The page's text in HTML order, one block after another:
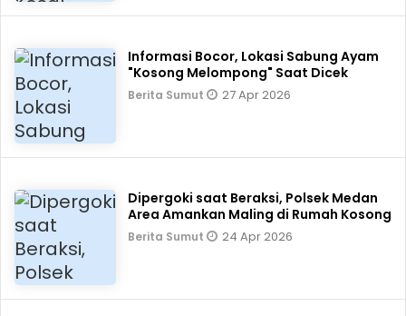
Informasi Bocor, Lokasi Sabung Ayam
"Kosong Melompong" Saat Dicek
Berita Sumut 27 Apr 2026
Dipergoki saat Beraksi, Polsek Medan
Area Amankan Maling di Rumah Kosong
Berita Sumut 24 Apr 2026